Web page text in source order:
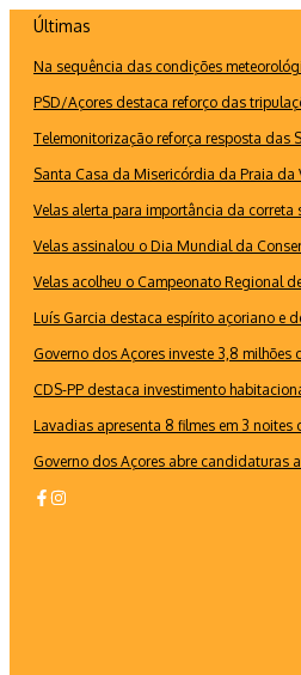
conteúdo
Últimas
Na sequência das condições
PSD/Açores destaca reforço das
Telemonitorização reforça resposta das
Santa Casa da Misericórdia da Praia da
Velas alerta para importância da correta
Velas assinalou o Dia Mundial da
Velas acolheu o Campeonato Regional
Luís Garcia destaca espírito açoriano e
Governo dos Açores investe 3,8
CDS-PP destaca investimento
Lavadias apresenta 8 filmes em 3
Governo dos Açores abre candidaturas